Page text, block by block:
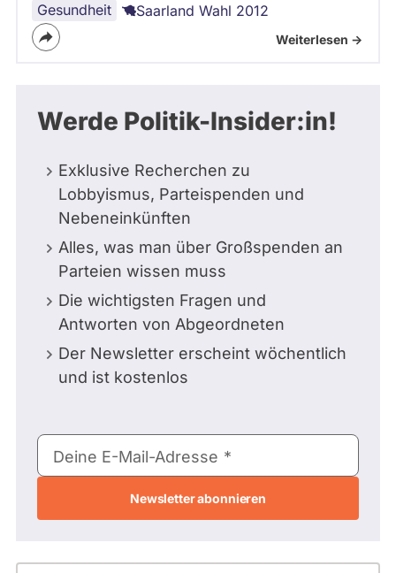
Gesundheit Saarland Wahl 2012
Weiterlesen ->
Werde Politik-Insider:in!
Exklusive Recherchen zu
Lobbyismus, Parteispenden und
Nebeneinkünften
Alles, was man über Großspenden an
Parteien wissen muss
Die wichtigsten Fragen und
Antworten von Abgeordneten
Der Newsletter erscheint wöchentlich
und ist kostenlos
E-
Mail-
Deine E-Mail-Adresse